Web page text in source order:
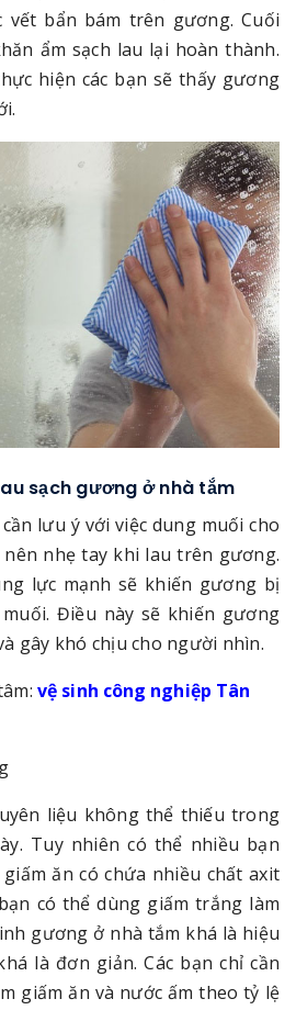
vết bẩn bám trên gương. Cuối
ẩm sạch lau lại hoàn thành.
hiện các bạn sẽ thấy gương
sạch gương ở nhà tắm
lưu ý với việc dung muối cho
nhẹ tay khi lau trên gương.
lực mạnh sẽ khiến gương bị
Điều này sẽ khiến gương
gây khó chịu cho người nhìn.
vệ sinh công nghiệp Tân
liệu không thể thiếu trong
Tuy nhiên có thể nhiều bạn
ăn có chứa nhiều chất axit
có thể dùng giấm trắng làm
gương ở nhà tắm khá là hiệu
là đơn giản. Các bạn chỉ cần
giấm ăn và nước ấm theo tỷ lệ